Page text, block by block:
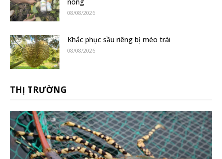
08/08/2026
Khắc phục sầu riêng bị méo trái
08/08/2026
THỊ TRƯỜNG